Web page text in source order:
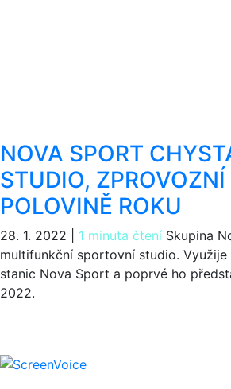
NOVA SPORT
STUDIO,
POLOVINĚ ROKU
28. 1. 2022 1 minuta čtení Skupina
multifunkční sportovní studio.
stanic Nova Sport a poprvé ho
2022.